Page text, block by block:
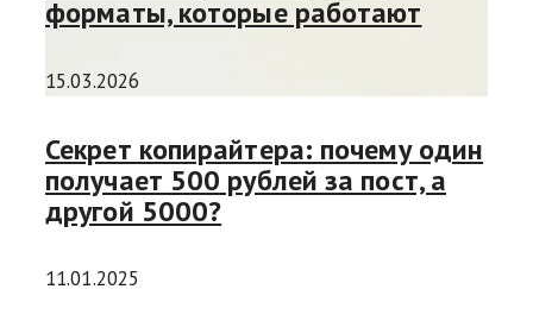
форматы, которые работают
15.03.2026
Секрет копирайтера: почему один
получает 500 рублей за пост, а
другой 5000?
11.01.2025